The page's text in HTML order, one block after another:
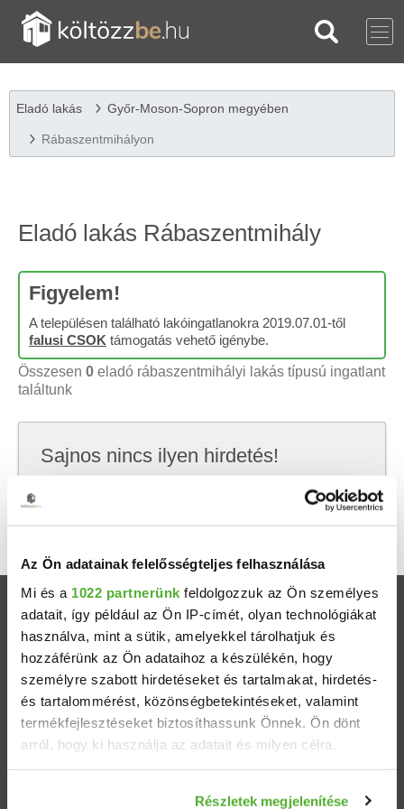
Az Ön adatainak felelősségteljes felhasználása
Mi és a 1022 partnerünk feldolgozzuk az Ön személyes
adatait, így például az Ön IP-címét, olyan technológiákat
használva, mint a sütik, amelyekkel tárolhatjuk és
hozzáférünk az Ön adataihoz a készülékén, hogy
személyre szabott hirdetéseket és tartalmakat, hirdetés-
és tartalommérést, közönségbetekintéseket, valamint
termékfejlesztéseket biztosíthassunk Önnek. Ön dönt
arról, hogy ki használja az adatait és milyen célra.
Részletek megjelenítése
Eladó lakás Győr-Moson-Sopron megyében
Rábaszentmihályon
Eladó lakás Rábaszentmihály
Figyelem!
A településen található lakóingatlanokra 2019.07.01-től
falusi CSOK támogatás vehető igénybe.
Összesen 0 eladó rábaszentmihályi lakás típusú ingatlant
találtunk
Sajnos nincs ilyen hirdetés!
Próbálj meg kevesebb szempont szerint
keresni, hátha akkor megtalálod, amit keresel.
Ingatlanok
Eladó házak
Eladó lakások